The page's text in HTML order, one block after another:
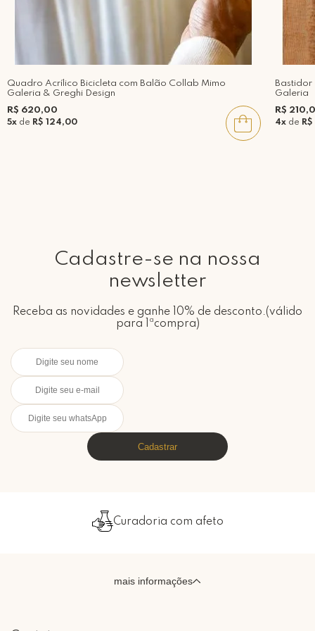
Quadro Acrílico Bicicleta com Balão Collab Mimo
Galeria & Greghi Design
R$ 620,00
5x de R$ 124,00
Bastidor
Galeria
R$
4xde
Cadastre-se na nossa
newsletter
Receba as novidades e ganhe 10% de desconto.(válido
para 1ªcompra)
Cadastrar
Curadoria com afeto
mais informações